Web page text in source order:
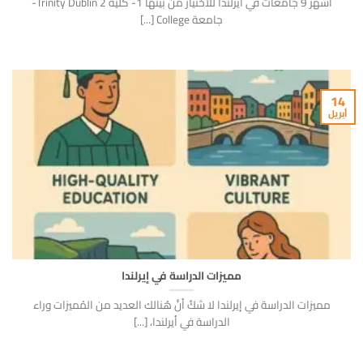
جامعة College [...]
مميزات الدراسة في إيرلندا
مميزات الدراسة في إيرلندا لا شكَّ أنَّ هُنالك العديد من المُميزات وراء
الدراسة في أيرلندا، [...]
14
أبريل